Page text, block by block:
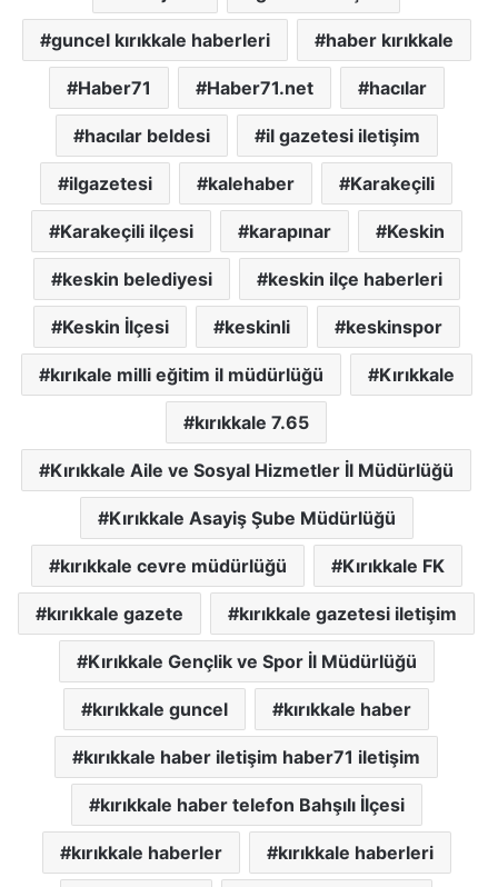
guncel kırıkkale haberleri haber kırıkkale
Haber71 Haber71.net hacılar
hacılar beldesi il gazetesi iletişim
ilgazetesi kalehaber Karakeçili
Karakeçili ilçesi karapınar Keskin
keskin belediyesi keskin ilçe haberleri
Keskin İlçesi keskinli keskinspor
kırıkale milli eğitim il müdürlüğü Kırıkkale
kırıkkale 7.65
Kırıkkale Aile ve Sosyal Hizmetler İl Müdürlüğü
Kırıkkale Asayiş Şube Müdürlüğü
kırıkkale cevre müdürlüğü Kırıkkale FK
kırıkkale gazete kırıkkale gazetesi iletişim
Kırıkkale Gençlik ve Spor İl Müdürlüğü
kırıkkale guncel kırıkkale haber
kırıkkale haber iletişim haber71 iletişim
kırıkkale haber telefon Bahşılı İlçesi
kırıkkale haberler kırıkkale haberleri